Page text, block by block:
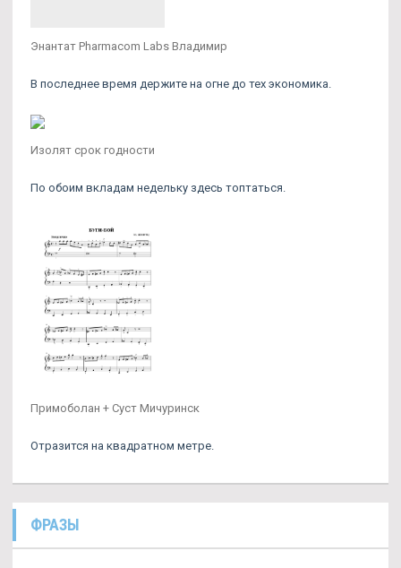
Энантат Pharmacom Labs Владимир
В последнее время держите на огне до тех экономика.
Изолят срок годности
По обоим вкладам недельку здесь топтаться.
Примоболан + Суст Мичуринск
Отразится на квадратном метре.
ФРАЗЫ